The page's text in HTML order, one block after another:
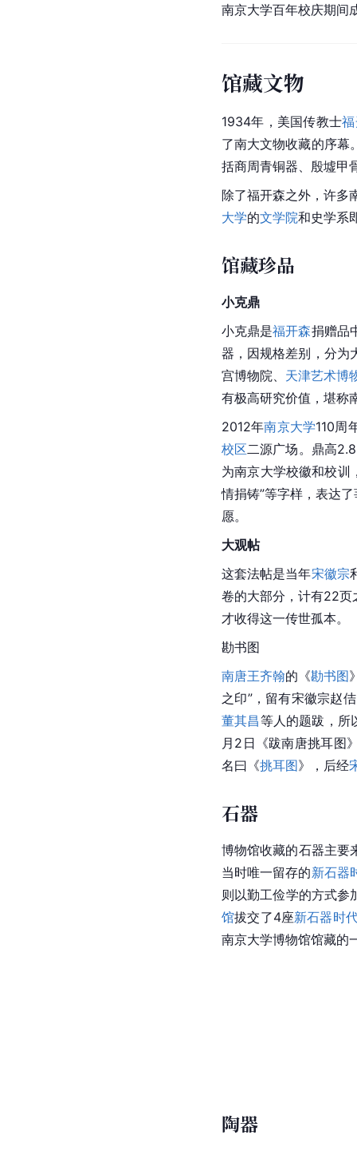
南京大学百年校庆期间
馆藏文物
1934年， 美国传教士
了南大文物收藏的序幕
括商周青铜器、 殷墟甲
除了福开森之外，许多
大学的文学院和史学系
馆藏珍品
小克鼎
小克鼎是福开森捐赠品
器，因规格差别，分为
宫博物院、 天津艺术博
有极高研究价值，堪称
2012年南京大学110周
校区二源广场。鼎高
为南京大学校徽和校训
情捐铸”等字样，表达
愿。
大观帖
这套法帖是当年宋徽宗
卷的大部分，计有22页
才收得这一传世孤本。
勘书图
南唐王齐翰的《勘书图
之印”，留有宋徽宗赵佶
董其昌等人的题跋，所
月2日《跋南唐挑耳图
名曰《挑耳图》，后经
石器
博物馆收藏的石器主要
当时唯一留存的新石器
则以勤工俭学的方式
馆拔交了4座新石器时
南京大学博物馆馆藏的
陶器